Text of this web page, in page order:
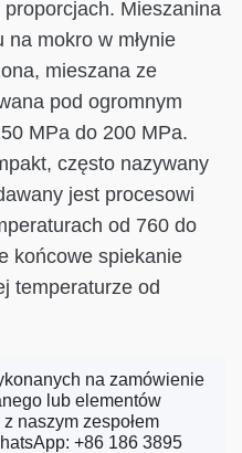
Mieszanina
mokro w młynie
mieszana ze
pod ogromnym
MPa do 200 MPa.
często nazywany
jest procesowi
od 760 do
końcowe spiekanie
temperaturze od
na zamówienie
lub elementów
naszym zespołem
+86 186 3895